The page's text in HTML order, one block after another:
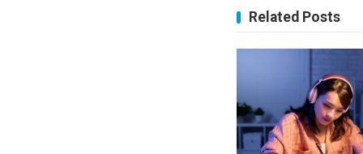
Related Posts